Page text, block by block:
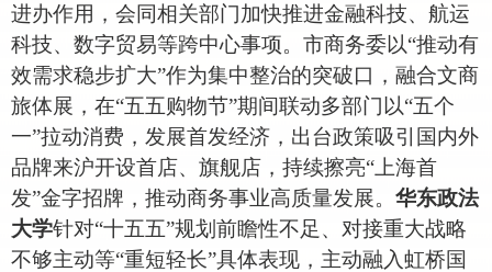
进办作用，会同相关部门加快推进金融科技、航运
科技、数字贸易等跨中心事项。市商务委以“推动有
效需求稳步扩大”作为集中整治的突破口，融合文商
旅体展，在“五五购物节”期间联动多部门以“五个
一”拉动消费，发展首发经济，出台政策吸引国内外
品牌来沪开设首店、旗舰店，持续擦亮“上海首
发”金字招牌，推动商务事业高质量发展。 华东政法
大学针对“十五五”规划前瞻性不足、对接重大战略
不够主动等“重短轻长”具体表现，主动融入虹桥国